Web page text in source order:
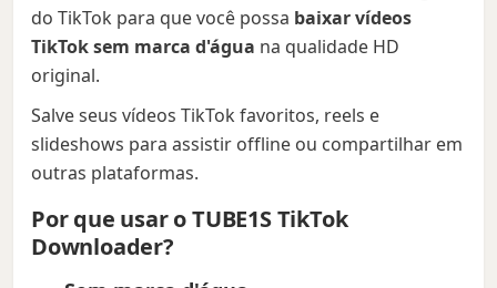
do TikTok para que você possa baixar vídeos
TikTok sem marca d'água na qualidade HD
original.
Salve seus vídeos TikTok favoritos, reels e
slideshows para assistir offline ou compartilhar em
outras plataformas.
Por que usar o TUBE1S TikTok
Downloader?